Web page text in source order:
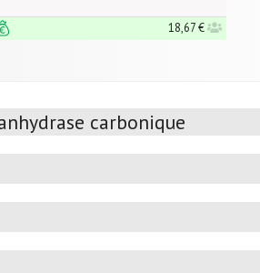
18,67 €
carbonique